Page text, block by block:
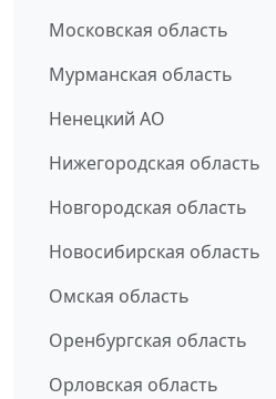
Московская область
Мурманская область
Ненецкий АО
Нижегородская область
Новгородская область
Новосибирская область
Омская область
Оренбургская область
Орловская область